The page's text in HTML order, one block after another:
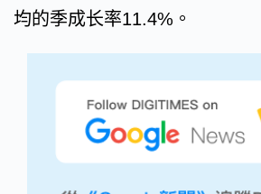
均的季成长率11.4%。